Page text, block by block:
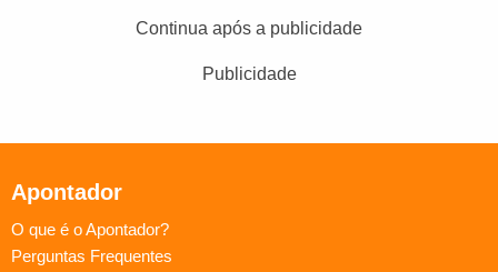
Continua após a publicidade
Publicidade
Apontador
O que é o Apontador?
Perguntas Frequentes